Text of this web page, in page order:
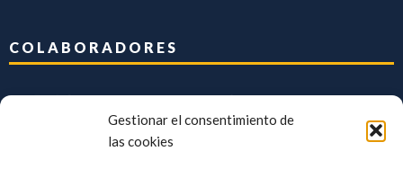
Gestionar el consentimiento de
las cookies
COLABORADORES